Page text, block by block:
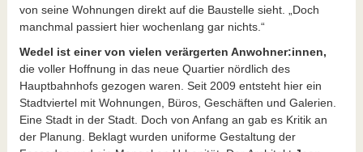
von seine Wohnungen direkt auf die Baustelle sieht. „Doch
manchmal passiert hier wochenlang gar nichts.“
Wedel ist einer von vielen verärgerten Anwohner:innen,
die voller Hoffnung in das neue Quartier nördlich des
Hauptbahnhofs gezogen waren. Seit 2009 entsteht hier ein
Stadtviertel mit Wohnungen, Büros, Geschäften und Galerien.
Eine Stadt in der Stadt. Doch von Anfang an gab es Kritik an
der Planung. Beklagt wurden uniforme Gestaltung der